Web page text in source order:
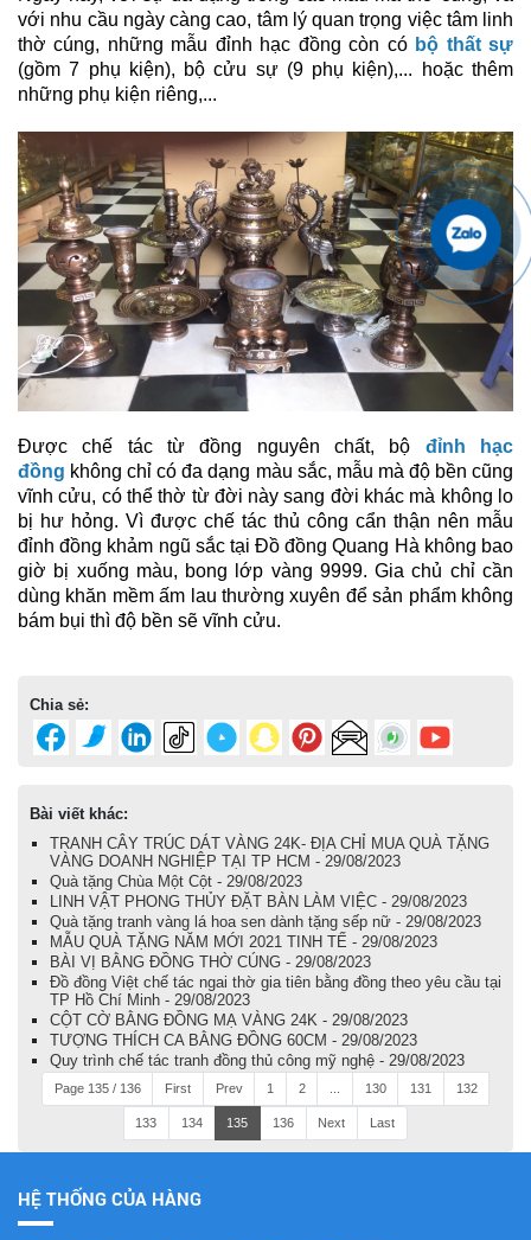
với nhu cầu ngày càng cao, tâm lý quan trọng việc tâm linh
thờ cúng, những mẫu đỉnh hạc đồngcòn cóbộ thất sự
(gồm 7 phụ kiện), bộ cửu sự (9 phụ kiện),... hoặc thêm
những phụ kiện riêng,...
Được chế tác từ đồng nguyên chất, bộ
đỉnh hạc
đồng không chỉ có đa dạng màu sắc, mẫu mà độ bền cũng
vĩnh cửu, có thể thờ từ đời này sang đời khác mà không lo
bị hư hỏng. Vì được chế tác thủ công cẩn thận nên mẫu
đỉnh đồng khảm ngũ sắc tại Đồ đồng Quang Hà không bao
giờ bị xuống màu, bong lớp vàng 9999. Gia chủ chỉ cần
dùng khăn mềm ấm lau thường xuyên để sản phẩm không
bám bụi thì độ bền sẽ vĩnh cửu.
Chia sẻ:
Bài viết khác:
TRANH CÂY TRÚC DÁT VÀNG 24K- ĐỊA CHỈ MUA QUÀ TẶNG
VÀNG DOANH NGHIỆP TẠI TP HCM - 29/08/2023
Quà tặng Chùa Một Cột - 29/08/2023
LINH VẬT PHONG THỦY ĐẶT BÀN LÀM VIỆC - 29/08/2023
Quà tặng tranh vàng lá hoa sen dành tặng sếp nữ - 29/08/2023
MẪU QUÀ TẶNG NĂM MỚI 2021 TINH TẾ - 29/08/2023
BÀI VỊ BẰNG ĐỒNG THỜ CÚNG - 29/08/2023
Đồ đồng Việt chế tác ngai thờ gia tiên bằng đồng theo yêu cầu tại
TP Hồ Chí Minh - 29/08/2023
CỘT CỜ BẰNG ĐỒNG MẠ VÀNG 24K - 29/08/2023
TƯỢNG THÍCH CA BẰNG ĐỒNG 60CM - 29/08/2023
Quy trình chế tác tranh đồng thủ công mỹ nghệ - 29/08/2023
Page 135 / 136 First Prev 1 2 130 131 132
133 134 135 136 Next Last
HỆ THỐNG CỦA HÀNG